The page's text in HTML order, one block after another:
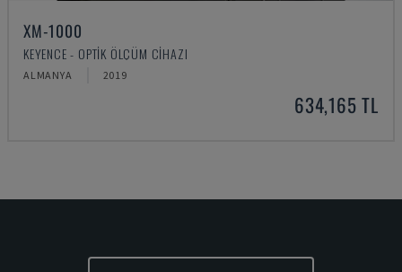
XM-1000
KEYENCE - OPTIK ÖLÇÜM CIHAZI
ALMANYA 2019
634,165 TL